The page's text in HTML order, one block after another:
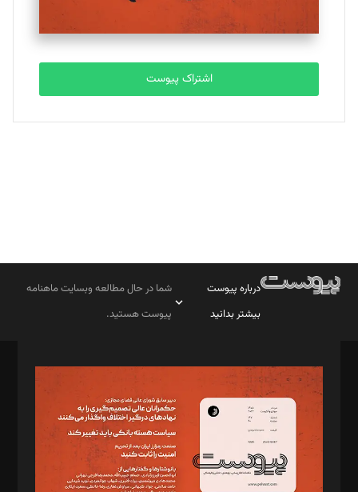
مصطفی مسجدی آرانی
تحریریه
بابک نقاش
تحریریه
اشتراک پیوست
درباره پیوست
بیشتر بدانید
شما در حال مطالعه وبسایت ماهنامه
پیوست هستید.
مدیر مسئول: محمدباقر اثنی‌عشری
سردبیر: مهرک محمودی
دبیر تحریریه: میثم قاسمی
د‌بیر ناداستان: سمانه سمیع
د‌بیر خدمت و تجارت: ابوالفضل رجبی
د‌بیر حقوق فناوری: حسام‌الدین ایپکچی